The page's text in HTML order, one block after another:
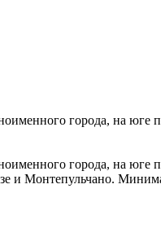
города, на юге
города, на юге
и Монтепульчано.